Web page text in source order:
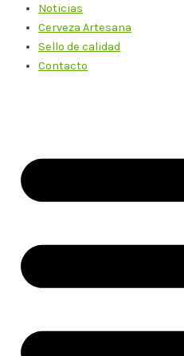
Noticias
Cerveza Artesana
Sello de calidad
Contacto